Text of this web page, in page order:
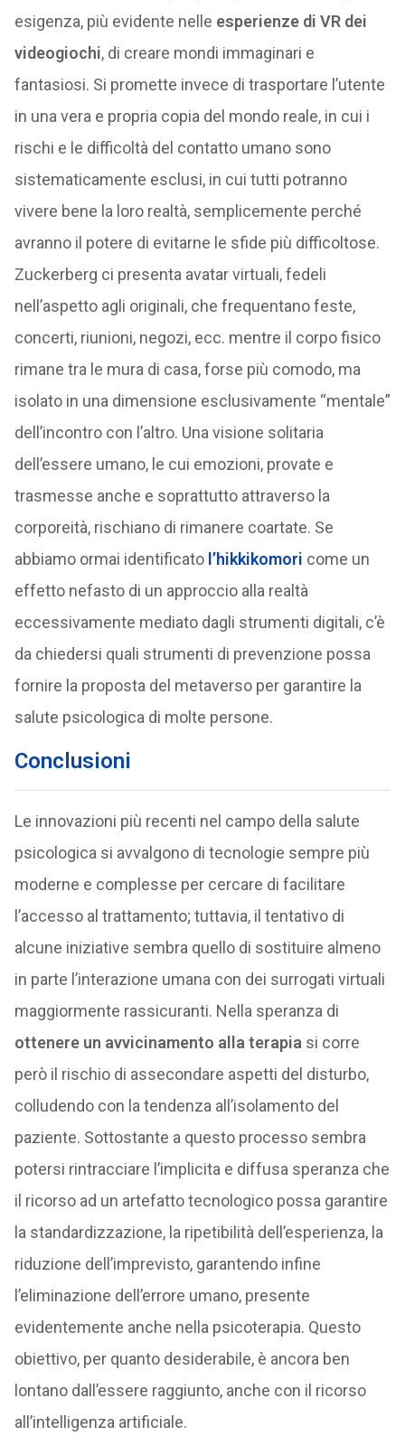
esigenza, più evidente nelle esperienze di VR dei
videogiochi, di creare mondi immaginari e
fantasiosi. Si promette invece di trasportare l’utente
in una vera e propria copia del mondo reale, in cui i
rischi e le difficoltà del contatto umano sono
sistematicamente esclusi, in cui tutti potranno
vivere bene la loro realtà, semplicemente perché
avranno il potere di evitarne le sfide più difficoltose.
Zuckerberg ci presenta avatar virtuali, fedeli
nell’aspetto agli originali, che frequentano feste,
concerti, riunioni, negozi, ecc. mentre il corpo fisico
rimane tra le mura di casa, forse più comodo, ma
isolato in una dimensione esclusivamente “mentale”
dell’incontro con l’altro. Una visione solitaria
dell’essere umano, le cui emozioni, provate e
trasmesse anche e soprattutto attraverso la
corporeità, rischiano di rimanere coartate. Se
abbiamo ormai identificato l’hikkikomori come un
effetto nefasto di un approccio alla realtà
eccessivamente mediato dagli strumenti digitali, c’è
da chiedersi quali strumenti di prevenzione possa
fornire la proposta del metaverso per garantire la
salute psicologica di molte persone.
Conclusioni
Le innovazioni più recenti nel campo della salute
psicologica si avvalgono di tecnologie sempre più
moderne e complesse per cercare di facilitare
l’accesso al trattamento; tuttavia, il tentativo di
alcune iniziative sembra quello di sostituire almeno
in parte l’interazione umana con dei surrogati virtuali
maggiormente rassicuranti. Nella speranza di
ottenere un avvicinamento alla terapia si corre
però il rischio di assecondare aspetti del disturbo,
colludendo con la tendenza all’isolamento del
paziente. Sottostante a questo processo sembra
potersi rintracciare l’implicita e diffusa speranza che
il ricorso ad un artefatto tecnologico possa garantire
la standardizzazione, la ripetibilità dell’esperienza, la
riduzione dell’imprevisto, garantendo infine
l’eliminazione dell’errore umano, presente
evidentemente anche nella psicoterapia. Questo
obiettivo, per quanto desiderabile, è ancora ben
lontano dall’essere raggiunto, anche con il ricorso
all’intelligenza artificiale.